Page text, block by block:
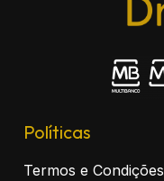
Políticas
Termos e Condições